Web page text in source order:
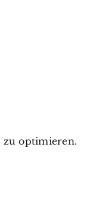
zu optimieren.